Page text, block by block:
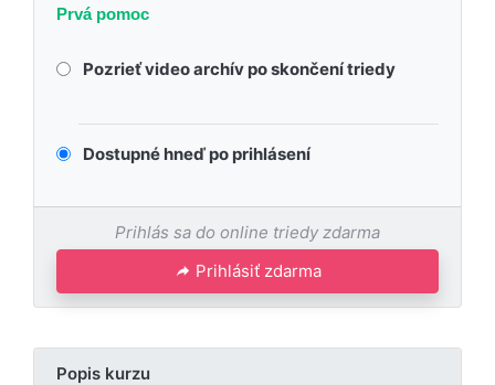
Prvá pomoc
Pozrieť video archív po skončení triedy
Dostupné hneď po prihlásení
Prihlás sa do online triedy zdarma
Prihlásiť zdarma
Popis kurzu